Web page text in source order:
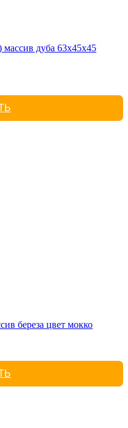
дуба 63х45х45
береза цвет мокко